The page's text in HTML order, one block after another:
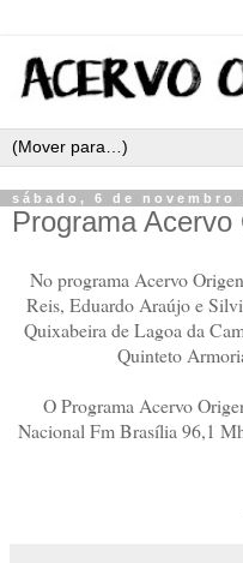
sábado, 6 de novembro
Programa
No programa Acervo
Reis, Eduardo Araújo e
Quixabeira de Lagoa da
Quinteto
O Programa Acervo
Nacional Fm Brasília 96,1